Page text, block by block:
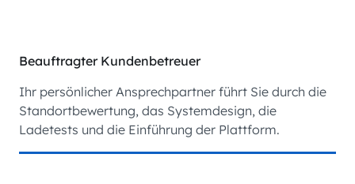
Beauftragter Kundenbetreuer
Ihr persönlicher Ansprechpartner führt Sie durch die
Standortbewertung, das Systemdesign, die
Ladetests und die Einführung der Plattform.